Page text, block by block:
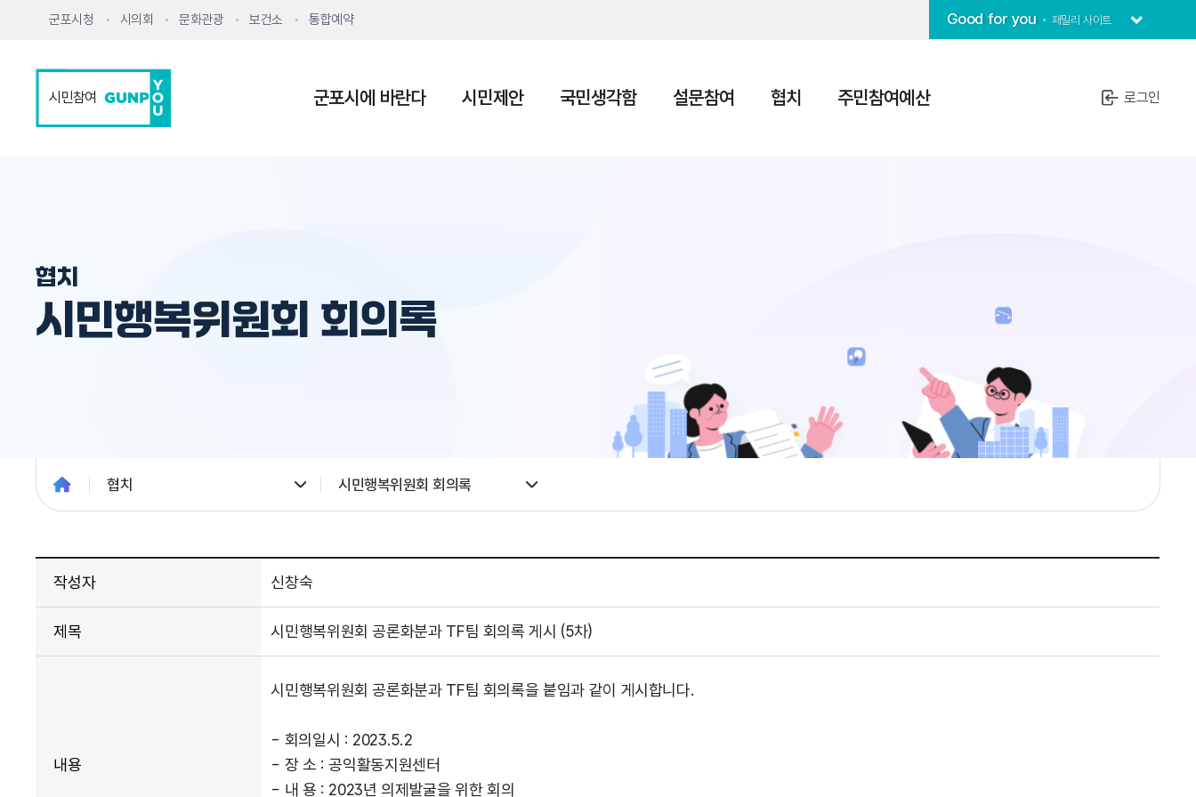
군포시청 시의회 문화관광 보건소 통합예약 Good for you 패밀리 사이트
시민참여 군포시에 바란다 시민제안 국민생각함 설문참여 협치 주민참여예산 로그인
협치
시민행복위원회 회의록
협치 시민행복위원회 회의록
작성자 신창숙
제목 시민행복위원회 공론화분과 TF팀 회의록 게시 (5차)
내용
시민행복위원회 공론화분과 TF팀 회의록을 붙임과 같이 게시합니다.
- 회의일시 : 2023.5.2
- 장 소 : 공익활동지원센터
- 내 용 : 2023년 의제발굴을 위한 회의